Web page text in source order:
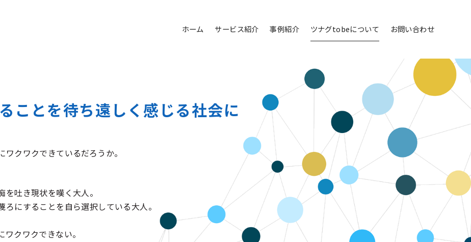
ホーム サービス紹介 事例紹介 ツナグtobeについて お問い合わせ
ことを待ち遠しく感じる社会に
クワクできているだろうか。
吐き現状を嘆く大人。
にすることを自ら選択している大人。
クワクできない。